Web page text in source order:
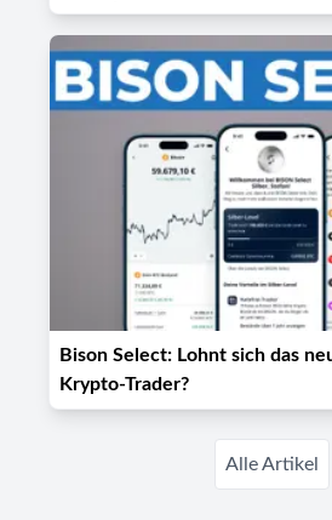
Bison Select: Lohnt sich das
Krypto-Trader?
Alle Artikel